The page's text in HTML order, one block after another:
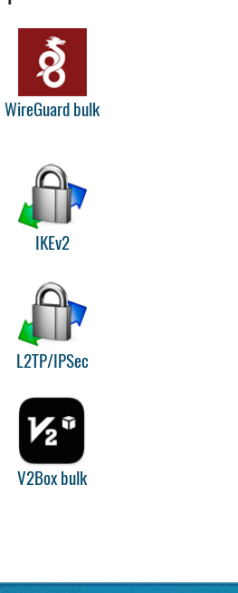
WireGuard bulk
IKEv2
L2TP/IPSec
V2Box bulk